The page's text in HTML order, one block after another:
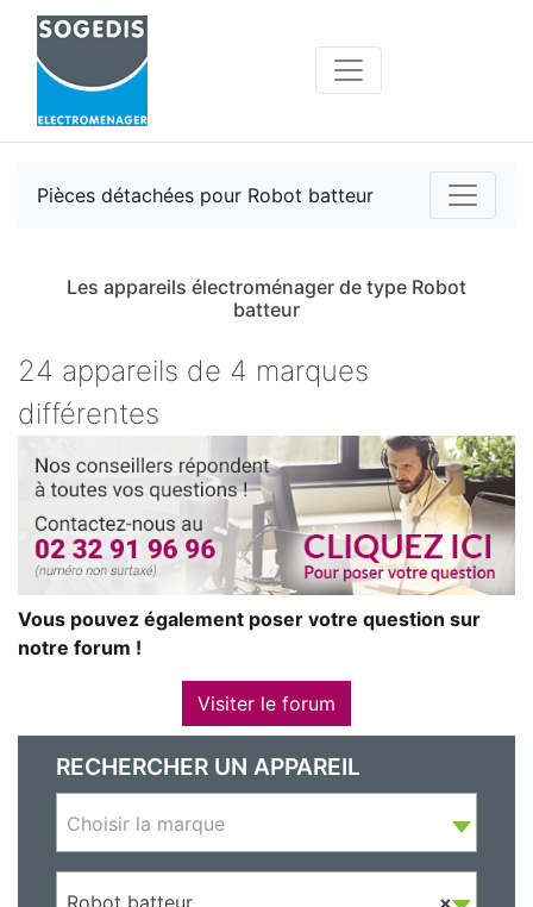
Pièces détachées pour Robot batteur
Les appareils électroménager de type Robot
batteur
24 appareils de 4 marques
différentes
Vous pouvez également poser votre question sur
notre forum !
Visiter le forum
RECHERCHER UN APPAREIL
Choisir la marque